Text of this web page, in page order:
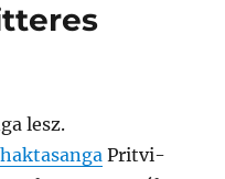
lesz.
Pritvi-